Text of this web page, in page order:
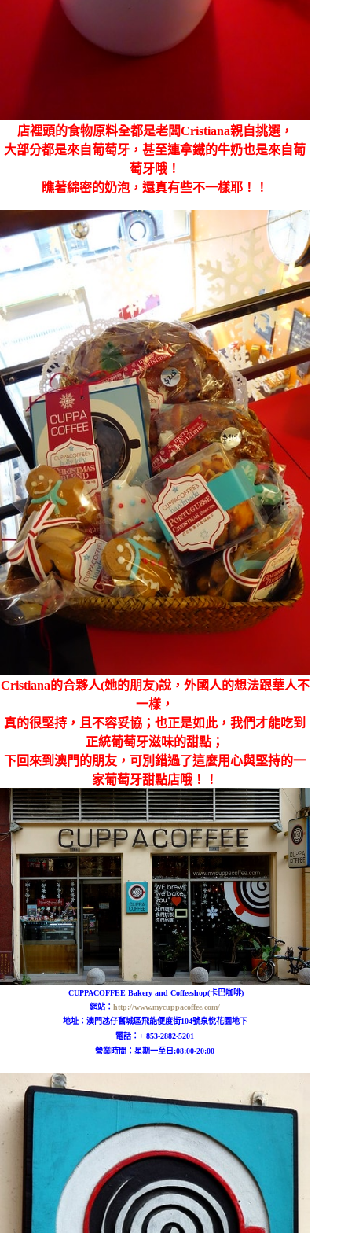
店裡頭的食物原料全都是老闆Cristiana親自挑選，
大部分都是來自葡萄牙，甚至連拿鐵的牛奶也是來自葡
萄牙哦！
瞧著綿密的奶泡，還真有些不一樣耶！！
Cristiana的合夥人(她的朋友)說，外國人的想法跟華人不
一樣，
真的很堅持，且不容妥協；也正是如此，我們才能吃到
正統葡萄牙滋味的甜點；
下回來到澳門的朋友，可別錯過了這麼用心與堅持的一
家葡萄牙甜點店哦！！
CUPPACOFFEE Bakery and Coffeeshop(卡巴咖啡)
網站：http://www.mycuppacoffee.com/
地址：澳門氹仔舊城區飛能便度街104號泉悅花園地下
電話：+ 853-2882-5201
營業時間：星期一至日:08:00-20:00